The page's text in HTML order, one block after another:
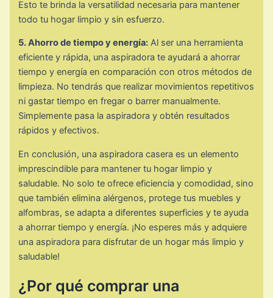
Esto te brinda la versatilidad necesaria para mantener
todo tu hogar limpio y sin esfuerzo.
5. Ahorro de tiempo y energía: Al ser una herramienta
eficiente y rápida, una aspiradora te ayudará a ahorrar
tiempo y energía en comparación con otros métodos de
limpieza. No tendrás que realizar movimientos repetitivos
ni gastar tiempo en fregar o barrer manualmente.
Simplemente pasa la aspiradora y obtén resultados
rápidos y efectivos.
En conclusión, una aspiradora casera es un elemento
imprescindible para mantener tu hogar limpio y
saludable. No solo te ofrece eficiencia y comodidad, sino
que también elimina alérgenos, protege tus muebles y
alfombras, se adapta a diferentes superficies y te ayuda
a ahorrar tiempo y energía. ¡No esperes más y adquiere
una aspiradora para disfrutar de un hogar más limpio y
saludable!
¿Por qué comprar una